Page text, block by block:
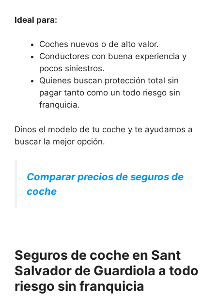
Ideal para:
Coches nuevos o de alto valor.
Conductores con buena experiencia y
pocos siniestros.
Quienes buscan protección total sin
pagar tanto como un todo riesgo sin
franquicia.
Dinos el modelo de tu coche y te ayudamos a
buscar la mejor opción.
Comparar precios de seguros de
coche
Seguros de coche en Sant
Salvador de Guardiola a todo
riesgo sin franquicia